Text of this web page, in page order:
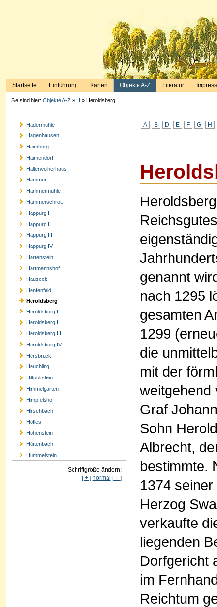
Startseite Einführung Karten Objekte A-Z Literatur
Sie sind hier: Objekte A-Z» H » Heroldsberg
Hadermühle
Hagenhausen
Haimburg
Haimendorf
Hallerweiherhaus
Hammer
Hammermühle
Hammerschrott
Happurg I
Happurg II
Happurg III
Happurg IV
Hartenstein
Hartmannshof
Hauseck
Henfenfeld
Heroldsberg
Heroldsberg I
Heroldsberg II
Heroldsberg III
Heroldsberg IV
Hersbruck
Heuchling
Hiltpoltstein
Himmelgarten
Himpfelshof
Hirschbach
Höfles
Hohenstein
Hüttenbach
Hummelstein
Schriftgröße ändern:
[ + ] normal [- ]
A B D E F G H
genannt
nach 1295
gesamten
1299
die
mit der
weitgehend
Graf
Sohn
Albrecht,
bestimmte.
1374
Herzog
verkaufte
liegenden
Dorfgericht
im
Reichtum